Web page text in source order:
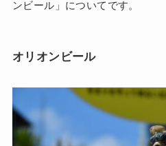
ンビール」についてです。
オリオンビール